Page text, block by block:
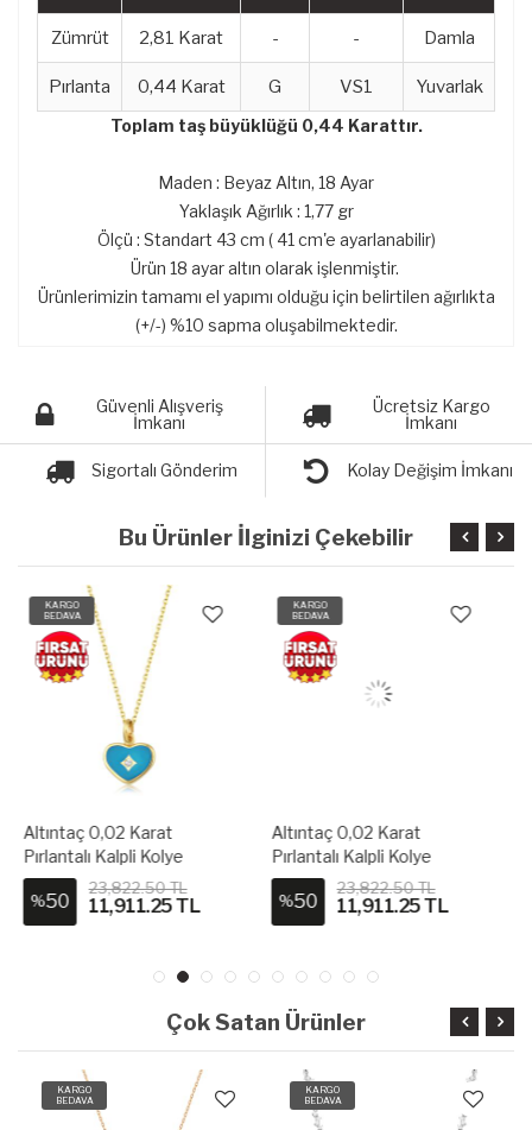
Zümrüt 2,81 Karat - - Damla
Pırlanta 0,44 Karat G VS1 Yuvarlak
Toplam taş büyüklüğü 0,44 Karattır.
Maden : Beyaz Altın, 18 Ayar
Yaklaşık Ağırlık : 1,77 gr
Ölçü : Standart 43 cm ( 41 cm'e ayarlanabilir)
Ürün 18 ayar altın olarak işlenmiştir.
Ürünlerimizin tamamı el yapımı olduğu için belirtilen ağırlıkta
(+/-) %10 sapma oluşabilmektedir.
Güvenli Alışveriş
İmkanı
Ücretsiz Kargo
İmkanı
Sigortalı Gönderim Kolay Değişim İmkanı
Bu Ürünler İlginizi Çekebilir
KARGO
BEDAVA
Altıntaç 0,02 Karat
Pırlantalı Kalpli Kolye
11445-PKU0027
%50
23,822.50 TL
11,911.25 TL
KARGO
BEDAVA
Altıntaç 0,02 Karat
Pırlantalı Kalpli Kolye
11444-PKU0026
%50
23,822.50 TL
11,911.25 TL
Çok Satan Ürünler
KARGO
BEDAVA
KARGO
BEDAVA